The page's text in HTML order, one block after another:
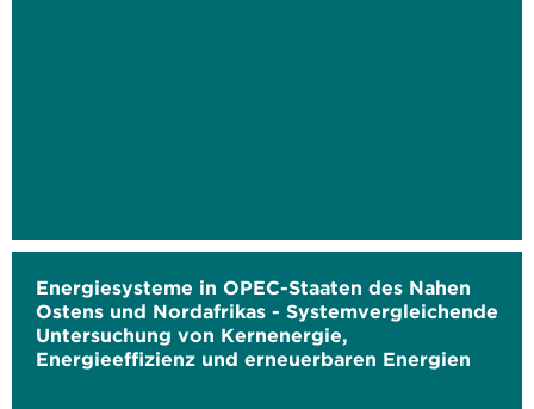
Energiesysteme in OPEC-Staaten des Nahen
Ostens und Nordafrikas - Systemvergleichende
Untersuchung von Kernenergie,
Energieeffizienz und erneuerbaren Energien